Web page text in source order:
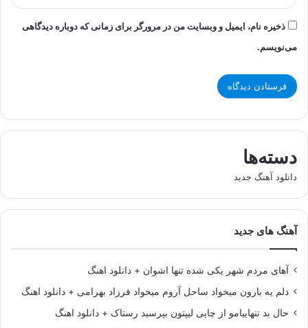
ذخیره نام، ایمیل و وبسایت من در مرورگر برای زمانی که دوباره دیدگاهی
می‌نویسم.
دسته‌ها
دانلود آهنگ جدید
آهنگ های جدید
آهای مردم شهر یکی شده تنها اشوان + دانلود اهنگ
دلم یه بارون میخواد ساحل آروم میخواد فرزاد بهرامی + دانلود اهنگ
حال بد تنهاییامو از چایی لیپتون بپرسید رستاک + دانلود اهنگ